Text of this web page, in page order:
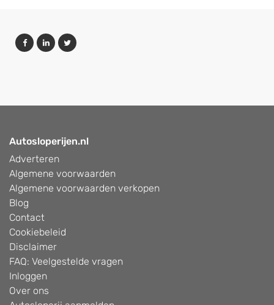
Autosloperijen.nl
Adverteren
Algemene voorwaarden
Algemene voorwaarden verkopen
Blog
Contact
Cookiebeleid
Disclaimer
FAQ: Veelgestelde vragen
Inloggen
Over ons